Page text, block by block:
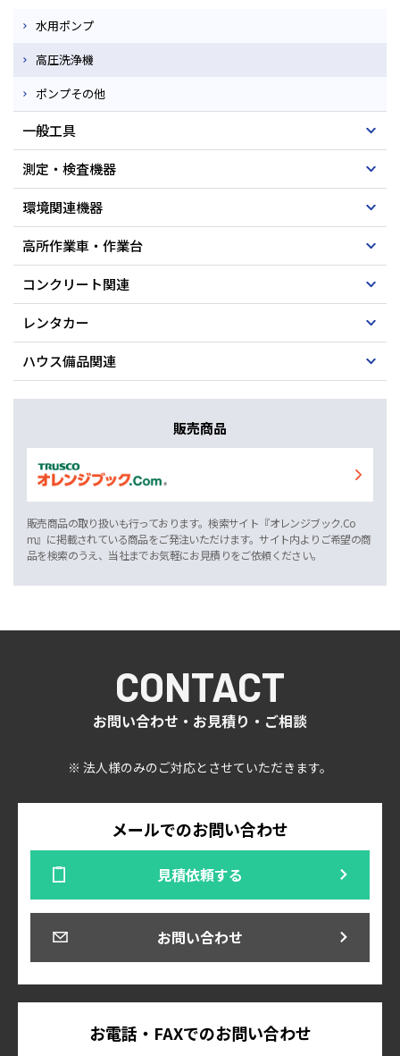
水用ポンプ
高圧洗浄機
ポンプその他
一般工具
測定・検査機器
環境関連機器
高所作業車・作業台
コンクリート関連
レンタカー
ハウス備品関連
販売商品
販売商品の取り扱いも行っております。検索サイト『オレンジブック.Co
m』に掲載されている商品をご発注いただけます。サイト内よりご希望の商
品を検索のうえ、当社までお気軽にお見積りをご依頼ください。
CONTACT
お問い合わせ・お見積り・ご相談
※ 法人様のみのご対応とさせていただきます。
メールでのお問い合わせ
見積依頼する
お問い合わせ
お電話・FAXでのお問い合わせ